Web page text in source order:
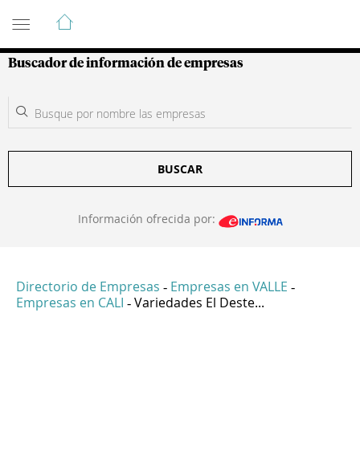
Guía de Empresas Colombianas
Buscador de información de empresas
BUSCAR
Información ofrecida por:
Directorio de Empresas - Empresas en VALLE -
Empresas en CALI - Variedades El Deste...